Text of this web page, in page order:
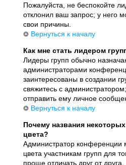
Пожалуйста, не беспокойте
отклонил ваш запрос; у него
свои причины.
Вернуться к началу
Как мне стать лидером
Лидеры групп обычно
администраторами
заинтересованы в создании
свяжитесь с
отправить ему личное
Вернуться к началу
Почему названия
цвета?
Администратор конференции
цвета участникам групп для
проще отличать друг от друга.